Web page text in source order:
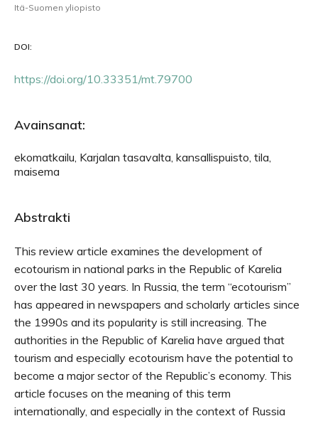
Itä-Suomen yliopisto
DOI:
https://doi.org/10.33351/mt.79700
Avainsanat:
ekomatkailu, Karjalan tasavalta, kansallispuisto, tila,
maisema
Abstrakti
This review article examines the development of
ecotourism in national parks in the Republic of Karelia
over the last 30 years. In Russia, the term “ecotourism”
has appeared in newspapers and scholarly articles since
the 1990s and its popularity is still increasing. The
authorities in the Republic of Karelia have argued that
tourism and especially ecotourism have the potential to
become a major sector of the Republic’s economy. This
article focuses on the meaning of this term
internationally, and especially in the context of Russia